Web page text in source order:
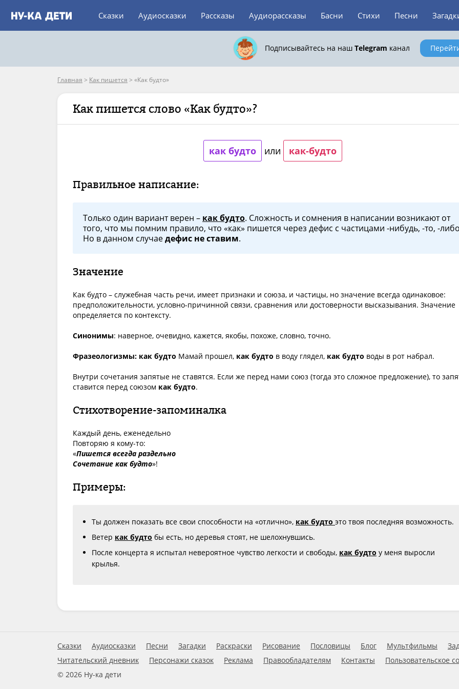
Сказки Аудиосказки Рассказы Аудиорассказы Басни Стихи Песни
Подписывайтесь на наш Telegram канал
Главная > Как пишется > «Как будто»
Как пишется слово «Как будто»?
как будто или как-будто
Правильное написание:
Только один вариант верен – как будто. Сложность и сомнения в написании возникают от
того, что мы помним правило, что «как» пишется через дефис с частицами -нибудь, -то, -
Но в данном случаедефис не ставим.
Значение
Как будто – служебная часть речи, имеет признаки и союза, и частицы, но значение всегда одинаковое:
предположительности, условно-причинной связи, сравнения или достоверности высказывания. Значение
определяется по контексту.
Синонимы: наверное, очевидно, кажется, якобы, похоже, словно, точно.
Фразеологизмы: как будто Мамай прошел, как будто в воду глядел, как будто воды в рот набрал.
Внутри сочетания запятые не ставятся. Если же перед нами союз (тогда это сложное предложение), то
ставится перед союзом как будто.
Стихотворение-запоминалка
Каждый день, еженедельно
Повторяю я кому-то:
«Пишется всегда раздельно
Сочетание как будто»!
Примеры:
Ты должен показать все свои способности на «отлично», как будто это твоя последняя возможность.
Ветер как будто бы есть, но деревья стоят, не шелохнувшись.
После концерта я испытал невероятное чувство легкости и свободы, как будто у меня выросли
крылья.
Сказки Аудиосказки Песни Загадки Раскраски Рисование Пословицы Блог Мультфильмы
Читательский дневник
Персонажи сказок Реклама Правообладателям Контакты
Пользовательское
© 2026 Ну-ка дети